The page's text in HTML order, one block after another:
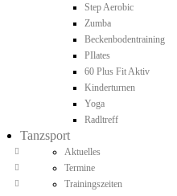
Step Aerobic
Zumba
Beckenbodentraining
PIlates
60 Plus Fit Aktiv
Kinderturnen
Yoga
Radltreff
Tanzsport
Aktuelles
Termine
Trainingszeiten